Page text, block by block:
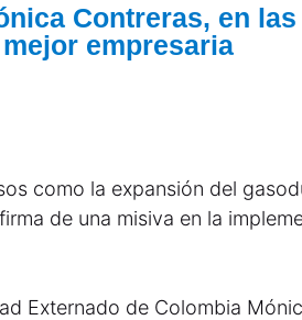
Contreras, en
empresaria
como la expansión del
de una misiva en la
Externado de Colombia